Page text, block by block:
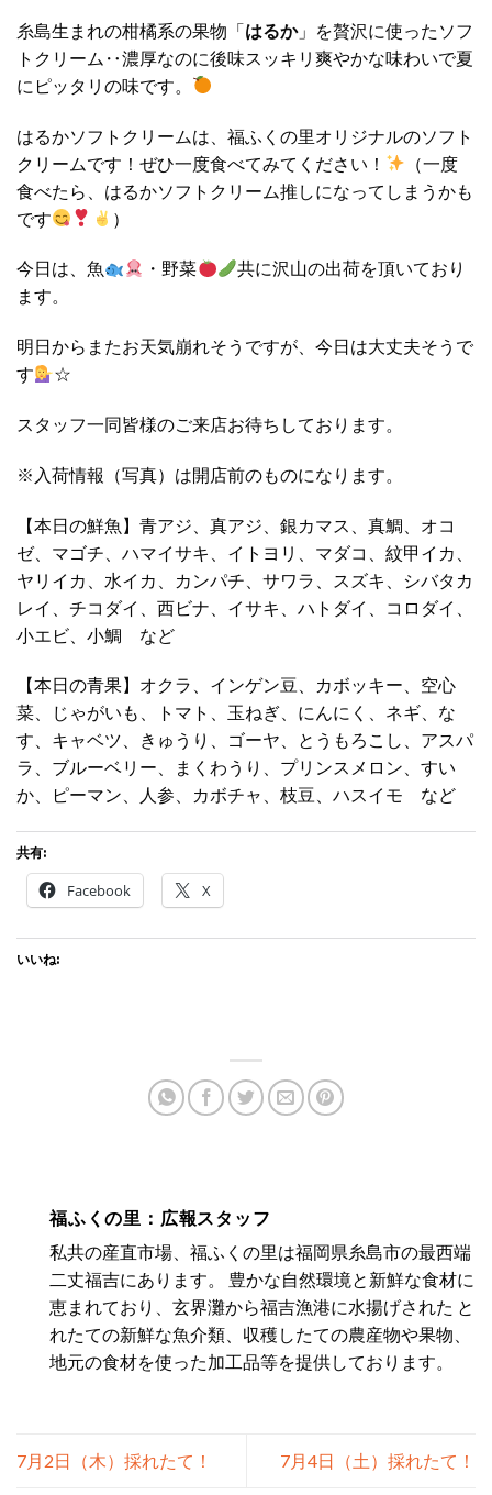
糸島生まれの柑橘系の果物「はるか」を贅沢に使ったソフ
トクリーム‥濃厚なのに後味スッキリ爽やかな味わいで夏
にピッタリの味です。
はるかソフトクリームは、福ふくの里オリジナルのソフト
クリームです！ぜひ一度食べてみてください！
（一度
食べたら、はるかソフトクリーム推しになってしまうかも
です
）
今日は、魚 ・野菜
共に沢山の出荷を頂いており
ます。
明日からまたお天気崩れそうですが、今日は大丈夫そうで
す
☆
スタッフ一同皆様のご来店お待ちしております。
※入荷情報（写真）は開店前のものになります。
【本日の鮮魚】青アジ、真アジ、銀カマス、真鯛、オコ
ゼ、マゴチ、ハマイサキ、イトヨリ、マダコ、紋甲イカ、
ヤリイカ、水イカ、カンパチ、サワラ、スズキ、シバタカ
レイ、チコダイ、西ビナ、イサキ、ハトダイ、コロダイ、
小エビ、小鯛 など
【本日の青果】オクラ、インゲン豆、カボッキー、空心
菜、じゃがいも、トマト、玉ねぎ、にんにく、ネギ、な
す、キャベツ、きゅうり、ゴーヤ、とうもろこし、アスパ
ラ、ブルーベリー、まくわうり、プリンスメロン、すい
か、ピーマン、人参、カボチャ、枝豆、ハスイモ など
共有:
Facebook X
いいね:
福ふくの里：広報スタッフ
私共の産直市場、福ふくの里は福岡県糸島市の最西端
二丈福吉にあります。 豊かな自然環境と新鮮な食材に
恵まれており、玄界灘から福吉漁港に水揚げされた と
れたての新鮮な魚介類、収穫したての農産物や果物、
地元の食材を使った加工品等を提供しております。
7月2日（木）採れたて！ 7月4日（土）採れたて！